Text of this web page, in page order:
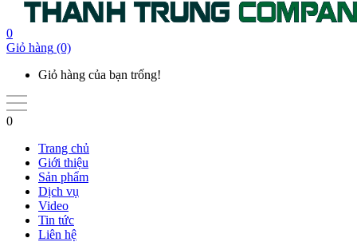
0
Giỏ hàng (0)
Giỏ hàng của bạn trống!
0
Trang chủ
Giới thiệu
Sản phẩm
Dịch vụ
Video
Tin tức
Liên hệ